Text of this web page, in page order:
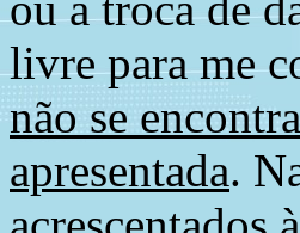
livre para me
não se
apresentada.